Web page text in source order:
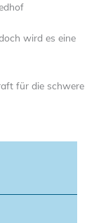
wird es eine
für die schwere